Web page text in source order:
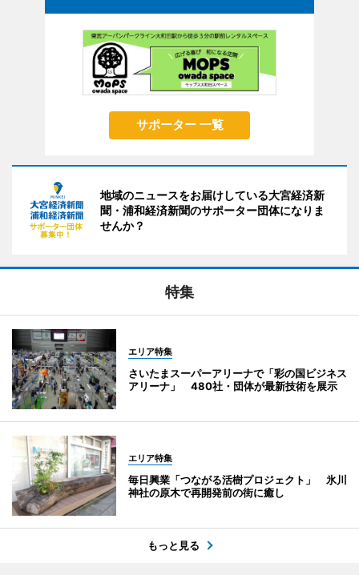
サポーター 一覧
地域のニュースをお届けしている大宮経済新
聞・浦和経済新聞のサポーター団体になりま
せんか？
特集
エリア特集
さいたまスーパーアリーナで「彩の国ビジネス
アリーナ」 480社・団体が最新技術を展示
エリア特集
毎日興業「つながる活樹プロジェクト」 氷川
神社の原木で再開発前の街に癒し
もっと見る